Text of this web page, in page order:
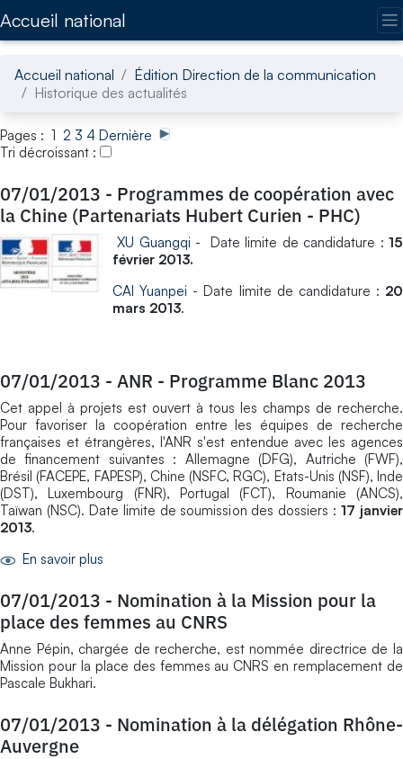
Accueil national
Accueil national
Édition Direction de la communication
Historique des actualités
Pages : 1 2 3 4 Dernière
Tri décroissant :
07/01/2013 - Programmes de coopération avec
la Chine (Partenariats Hubert Curien - PHC)
XU Guangqi - Date limite de candidature :15
février 2013.
CAI Yuanpei - Date limite de candidature : 20
mars 2013.
07/01/2013 - ANR - Programme Blanc 2013
Cet appel à projets est ouvert à tous les champs de recherche.
Pour favoriser la coopération entre les équipes de recherche
françaises et étrangères, l'ANR s'est entendue avec les agences
de financement suivantes : Allemagne (DFG), Autriche (FWF),
Brésil (FACEPE, FAPESP), Chine (NSFC, RGC), Etats-Unis (NSF), Inde
(DST), Luxembourg (FNR), Portugal (FCT), Roumanie (ANCS),
Taïwan (NSC). Date limite de soumission des dossiers :17 janvier
2013.
En savoir plus
07/01/2013 - Nomination à la Mission pour la
place des femmes au CNRS
Anne Pépin, chargée de recherche, est nommée directrice de la
Mission pour la place des femmes au CNRS en remplacement de
Pascale Bukhari.
07/01/2013 - Nomination à la délégation Rhône-
Auvergne